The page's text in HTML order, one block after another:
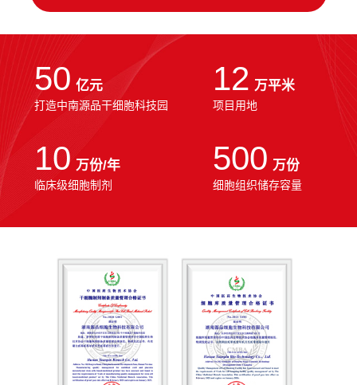
50 亿元
打造中南源品干细胞科技园
12 万平米
项目用地
10 万份/年
临床级细胞制剂
500 万份
细胞组织储存容量